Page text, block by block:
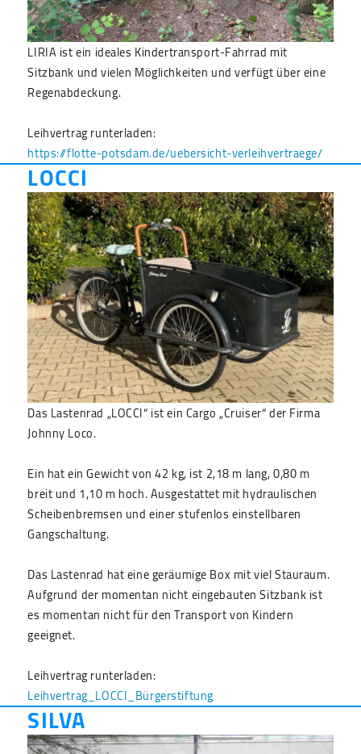
LIRIA ist ein ideales Kindertransport-Fahrrad mit
Sitzbank und vielen Möglichkeiten und verfügt über eine
Regenabdeckung.
Leihvertrag runterladen:
https://flotte-potsdam.de/uebersicht-verleihvertraege/
LOCCI
Das Lastenrad „LOCCI“ ist ein Cargo „Cruiser“ der Firma
Johnny Loco.
Ein hat ein Gewicht von 42 kg, ist 2,18 m lang, 0,80 m
breit und 1,10 m hoch. Ausgestattet mit hydraulischen
Scheibenbremsen und einer stufenlos einstellbaren
Gangschaltung.
Das Lastenrad hat eine geräumige Box mit viel Stauraum.
Aufgrund der momentan nicht eingebauten Sitzbank ist
es momentan nicht für den Transport von Kindern
geeignet.
Leihvertrag runterladen:
Leihvertrag_LOCCI_Bürgerstiftung
SILVA